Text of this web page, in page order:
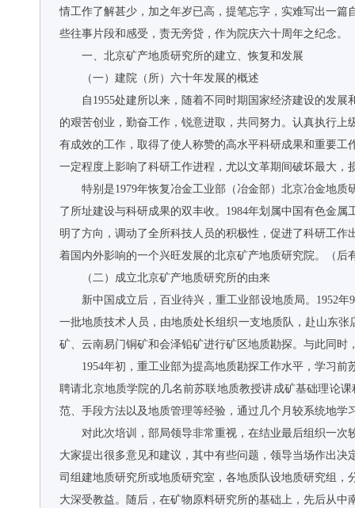
情工作了解甚少，加之年岁已高，提笔忘字，实难写出一
些往事片段和感受，责无旁贷，作为院庆六十周年之纪念。
一、北京矿产地质研究所的建立、恢复和发展
（一）建院（所）六十年发展的概述
自1955处建所以来，随着不同时期国家经济建设的发
的艰苦创业，勤奋工作，锐意进取，共同努力。认真执行
有成效的工作，取得了使人称赞的高水平科研成果和重要
一定程度上影响了科研工作进程，尤以文革期间破坏最大
特别是1979年恢复冶金工业部（冶金部）北京冶金地
了所址建设与科研成果的双丰收。1984年划属中国有色金
明了方向，调动了全所科技人员的积极性，促进了科研工
着国内外影响的一个兴旺发展的北京矿产地质研究院。（后
（二）成立北京矿产地质研究所的由来
新中国成立后，百业待兴，重工业部设地质局。1952
一批地质技术人员，由地质处长组织一支地质队，赴山东
矿、云南易门铜矿和会泽铅矿进行矿区地质勘探。与此同
1954年初，重工业部为提高地质勘探工作水平，学习
聘请北京地质学院的几名前苏联地质教授讲成矿基础理论
范、手段方法以及地质管理等经验，通过几个月较系统地
对此次培训，部局领导非常重视，在结业最后组织一
大家提出很多意见和建议，其中有些问题，领导当场作出
司组建地质研究所或地质研究室，各地质队设地质研究组
大深受教益。随后，在矿物原料研究所的基础上，先后从